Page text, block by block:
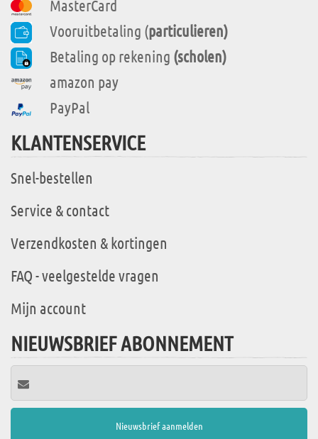
MasterCard
Vooruitbetaling (particulieren)
Betaling op rekening (scholen)
amazon pay
PayPal
KLANTENSERVICE
Snel-bestellen
Service & contact
Verzendkosten & kortingen
FAQ - veelgestelde vragen
Mijn account
NIEUWSBRIEF ABONNEMENT